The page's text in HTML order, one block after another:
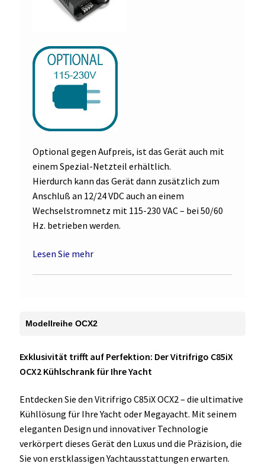
Optional gegen Aufpreis, ist das Gerät auch mit
einem Spezial-Netzteil erhältlich.
Hierdurch kann das Gerät dann zusätzlich zum
Anschluß an 12/24 VDC auch an einem
Wechselstromnetz mit 115-230 VAC – bei 50/60
Hz. betrieben werden.
Lesen Sie mehr
Modellreihe OCX2
Exklusivität trifft auf Perfektion: Der Vitrifrigo C85iX
OCX2 Kühlschrank für Ihre Yacht
Entdecken Sie den Vitrifrigo C85iX OCX2 – die ultimative
Kühllösung für Ihre Yacht oder Megayacht. Mit seinem
eleganten Design und innovativer Technologie
verkörpert dieses Gerät den Luxus und die Präzision, die
Sie von erstklassigen Yachtausstattungen erwarten.